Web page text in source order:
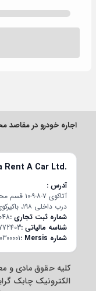
اجاره خودرو در مقاصد
Rent A Car Ltd.
آدرس
درب داخلی ۱۹۸، باکیرکوی/استانبول، ترکیه
شماره ثبت تجاری
شناسه مالیاتی
شماره Mersis
کلیه حقوق مادی و
الکترونیک چابک